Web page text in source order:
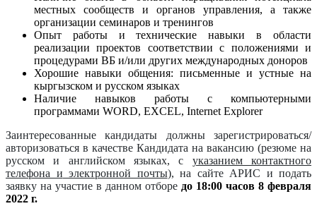
местных сообществ и органов управления, а также
организации семинаров и тренингов
Опыт работы и технические навыки в области
реализации проектов соответствии с положениями и
процедурами ВБ и/или других международных доноров
Хорошие навыки общения: письменные и устные на
кыргызском и русском языках
Наличие навыков работы с компьютерными
программами WORD, EXCEL, Internet Explorer
Заинтересованные кандидаты должны зарегистрироваться/
авторизоваться в качестве Кандидата на вакансию (резюме на
русском и английском языках, с указанием контактного
телефона и электронной почты), на сайте АРИС и подать
заявку на участие в данном отборе до 18:00 часов 8 февраля
2022 г.